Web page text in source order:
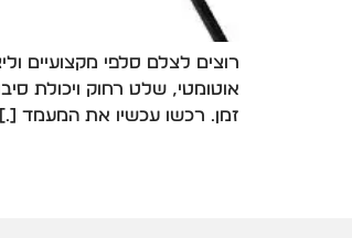
זמן. רכשו עכשיו את המעמד […]